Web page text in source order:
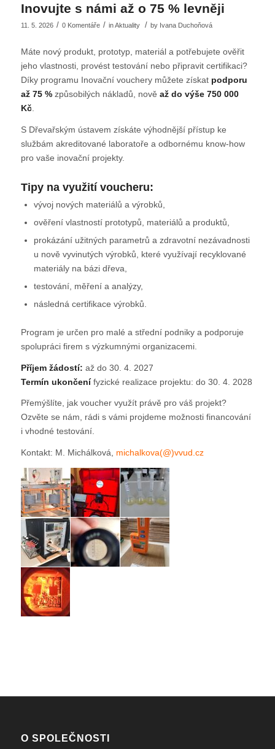
Inovujte s námi až o 75 % levněji
11. 5. 2026 / 0 Komentáře / inAktuality / by Ivana Duchoňová
Máte nový produkt, prototyp, materiál a potřebujete ověřit
jeho vlastnosti, provést testování nebo připravit certifikaci?
Díky programu Inovační vouchery můžete získat podporu
až 75 %způsobilých nákladů, nově až do výše 750 000
Kč.
S Dřevařským ústavem získáte výhodnější přístup ke
službám akreditované laboratoře a odbornému know-how
pro vaše inovační projekty.
Tipy na využití voucheru:
vývoj nových materiálů a výrobků,
ověření vlastností prototypů, materiálů a produktů,
prokázání užitných parametrů a zdravotní nezávadnosti
u nově vyvinutých výrobků, které využívají recyklované
materiály na bázi dřeva,
testování, měření a analýzy,
následná certifikace výrobků.
Program je určen pro malé a střední podniky a podporuje
spolupráci firem s výzkumnými organizacemi.
Příjem žádostí: až do 30. 4. 2027
Termín ukončenífyzické realizace projektu: do 30. 4. 2028
Přemýšlíte, jak voucher využít právě pro váš projekt?
Ozvěte se nám, rádi s vámi projdeme možnosti financování
i vhodné testování.
Kontakt: M. Michálková, michalkova(@)vvud.cz
O SPOLEČNOSTI